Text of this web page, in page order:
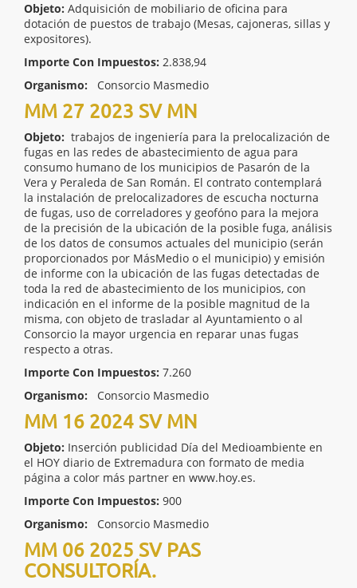
Objeto: Adquisición de mobiliario de oficina para
dotación de puestos de trabajo (Mesas, cajoneras, sillas y
expositores).
Importe Con Impuestos: 2.838,94
Organismo:
Consorcio Masmedio
MM 27 2023 SV MN
Objeto: trabajos de ingeniería para la prelocalización de
fugas en las redes de abastecimiento de agua para
consumo humano de los municipios de Pasarón de la
Vera y Peraleda de San Román. El contrato contemplará
la instalación de prelocalizadores de escucha nocturna
de fugas, uso de correladores y geofóno para la mejora
de la precisión de la ubicación de la posible fuga, análisis
de los datos de consumos actuales del municipio (serán
proporcionados por MásMedio o el municipio) y emisión
de informe con la ubicación de las fugas detectadas de
toda la red de abastecimiento de los municipios, con
indicación en el informe de la posible magnitud de la
misma, con objeto de trasladar al Ayuntamiento o al
Consorcio la mayor urgencia en reparar unas fugas
respecto a otras.
Importe Con Impuestos: 7.260
Organismo:
Consorcio Masmedio
MM 16 2024 SV MN
Objeto: Inserción publicidad Día del Medioambiente en
el HOY diario de Extremadura con formato de media
página a color más partner en www.hoy.es.
Importe Con Impuestos: 900
Organismo:
Consorcio Masmedio
MM 06 2025 SV PAS
CONSULTORÍA.